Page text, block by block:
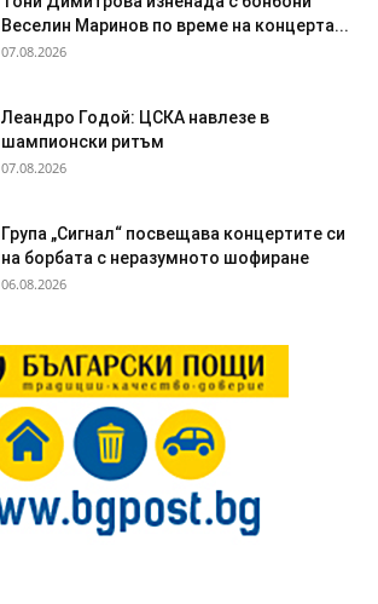
Веселин Маринов по време на концерта...
07.08.2026
Леандро Годой: ЦСКА навлезе в
шампионски ритъм
07.08.2026
Група „Сигнал“ посвещава концертите си
на борбата с неразумното шофиране
06.08.2026